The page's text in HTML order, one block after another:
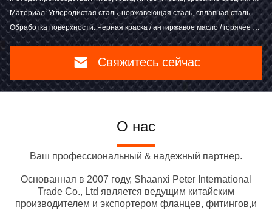
Материал: Углеродистая сталь, нержавеющая сталь, сплавная сталь и другие по вашему требованию
Обработка поверхности: Черная краска / антиржавое масло / горячее оцинкованное
Свяжитесь сейчас
О нас
Ваш профессиональный & надежный партнер.
Основанная в 2007 году, Shaanxi Peter International
Trade Co., Ltd является ведущим китайским
производителем и экспортером фланцев, фитингов,и